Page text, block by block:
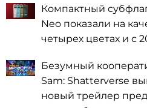
Компактный
Neo показали на
четырех цветах и с
Безумный
Sam: Shatterverse
новый трейлер